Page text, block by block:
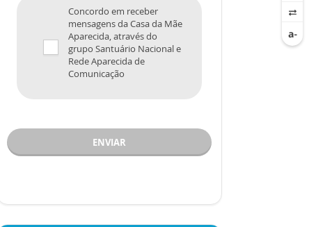
Concordo em receber
mensagens da Casa da Mãe
Aparecida, através do
grupo Santuário Nacional e
Rede Aparecida de
Comunicação
ENVIAR